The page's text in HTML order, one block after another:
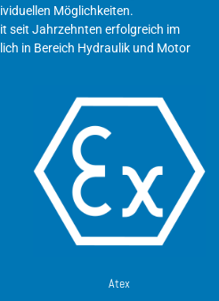
Möglichkeiten.
seit Jahrzehnten erfolgreich im
in Bereich Hydraulik und Motor
Atex